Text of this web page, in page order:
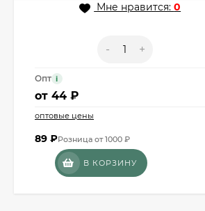
Мне нравится:0
- +
Опт i
от 44 ₽
оптовые цены
89 ₽Розница от 1000 ₽
В КОРЗИНУ